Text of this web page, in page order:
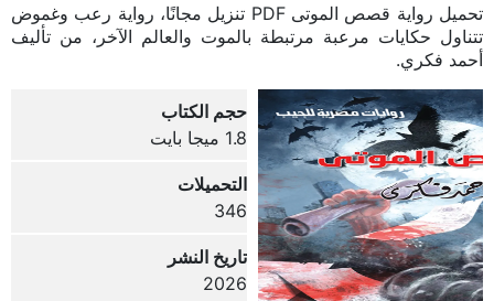
تحميل رواية قصص الموتى PDF تنزيل مجانًا، رواية رعب وغموض
تتناول حكايات مرعبة مرتبطة بالموت والعالم الآخر، من تأليف
أحمد فكري.
حجم الكتاب
1.8 ميجا بايت
التحميلات
346
تاريخ النشر
2026